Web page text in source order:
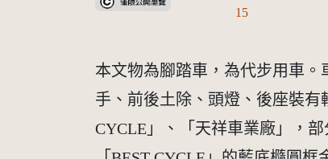
15
本文物為腳踏車，為代步用車
手、前後土除、頭燈、後座裝
CYCLE」、「天祥車業廠」，